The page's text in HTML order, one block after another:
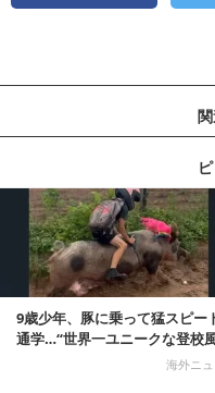
9歳少年、豚に乗って猛スピー
通学…“世界一ユニークな登校
海外ニ
記事を